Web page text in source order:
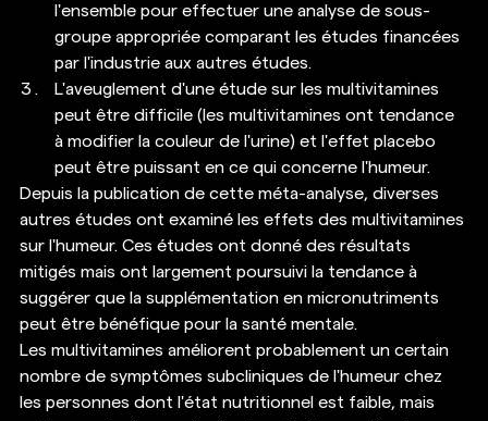
l'ensemble pour effectuer une analyse de sous-
groupe appropriée comparant les études financées
par l'industrie aux autres études.
L'aveuglement d'une étude sur les multivitamines
peut être difficile (les multivitamines ont tendance
à modifier la couleur de l'urine) et l'effet placebo
peut être puissant en ce qui concerne l'humeur.
Depuis la publication de cette méta-analyse, diverses
autres études ont examiné les effets des multivitamines
sur l'humeur. Ces études ont donné des résultats
mitigés mais ont largement poursuivi la tendance à
suggérer que la supplémentation en micronutriments
peut être bénéfique pour la santé mentale.
Les multivitamines améliorent probablement un certain
nombre de symptômes subcliniques de l'humeur chez
les personnes dont l'état nutritionnel est faible, mais